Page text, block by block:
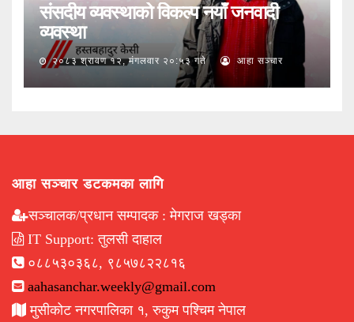
संसदीय व्यवस्थाको विकल्प नयाँ जनवादी
व्यवस्था
२०८३ श्रावण १२, मंगलवार २०:५३ गते आहा सञ्चार
आहा सञ्चार डटकमका लागि
सञ्चालक/प्रधान सम्पादक : मेगराज खड्का
IT Support: तुलसी दाहाल
०८८५३०३६८, ९८५७८२२८१६
aahasanchar.weekly@gmail.com
मुसीकोट नगरपालिका १, रुकुम पश्चिम नेपाल